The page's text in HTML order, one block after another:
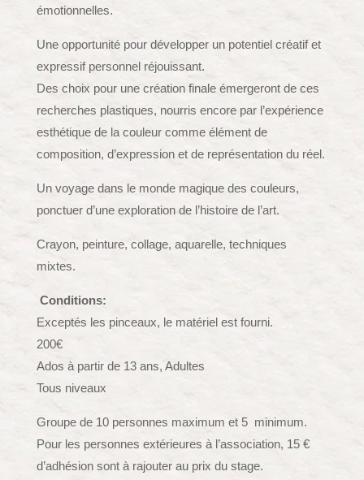
émotionnelles.
Une opportunité pour développer un potentiel créatif et
expressif personnel réjouissant.
Des choix pour une création finale émergeront de ces
recherches plastiques, nourris encore par l’expérience
esthétique de la couleur comme élément de
composition, d’expression et de représentation du réel.
Un voyage dans le monde magique des couleurs,
ponctuer d’une exploration de l’histoire de l’art.
Crayon, peinture, collage, aquarelle, techniques
mixtes.
Conditions:
Exceptés les pinceaux, le matériel est fourni.
200€
Ados à partir de 13 ans, Adultes
Tous niveaux
Groupe de 10 personnes maximum et 5 minimum.
Pour les personnes extérieures à l’association, 15 €
d’adhésion sont à rajouter au prix du stage.